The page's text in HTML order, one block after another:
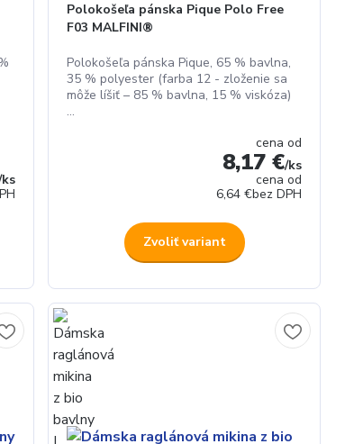
ks
Polokošeľa pánska Pique Polo Free
F03 MALFINI®
Polokošeľa pánska Pique, 65 % bavlna,
35 % polyester (farba 12 - zloženie sa
môže líšiť – 85 % bavlna, 15 % viskóza)
...
cena od
8,17 €/ks
cena od
6,64 €bez DPH
Zvoliť variant